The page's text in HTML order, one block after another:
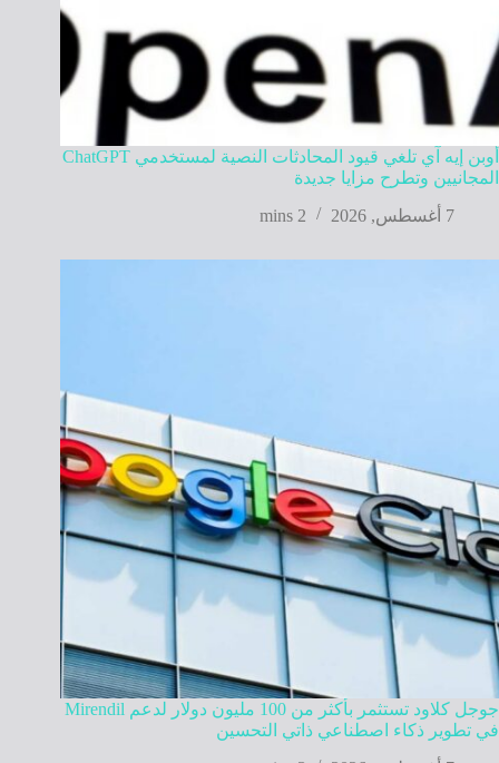
أوبن إيه آي تلغي قيود المحادثات النصية لمستخدمي ChatGPT
المجانيين وتطرح مزايا جديدة
7 أغسطس, 2026
2 mins
جوجل كلاود تستثمر بأكثر من 100 مليون دولار لدعم Mirendil
في تطوير ذكاء اصطناعي ذاتي التحسين